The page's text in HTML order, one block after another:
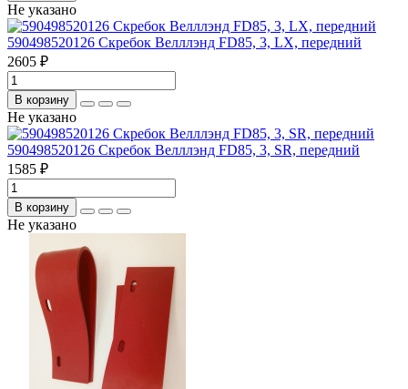
Не указано
590498520126 Скребок Велллэнд FD85, 3, LX, передний
2605 ₽
В корзину
Не указано
590498520126 Скребок Велллэнд FD85, 3, SR, передний
1585 ₽
В корзину
Не указано